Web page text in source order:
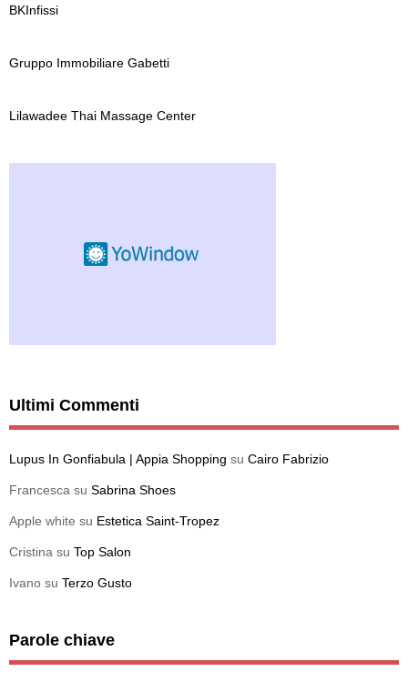
BKInfissi
Gruppo Immobiliare Gabetti
Lilawadee Thai Massage Center
Ultimi Commenti
Lupus In Gonfiabula | Appia Shopping su Cairo Fabrizio
Francesca su Sabrina Shoes
Apple white su Estetica Saint-Tropez
Cristina su Top Salon
Ivano su Terzo Gusto
Parole chiave